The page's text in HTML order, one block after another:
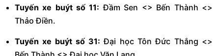
Tuyến xe buýt số 11: Đầm Sen <> Bến Thành <>
Thảo Điền.
Tuyến xe buýt số 31: Đại học Tôn Đức Thắng <>